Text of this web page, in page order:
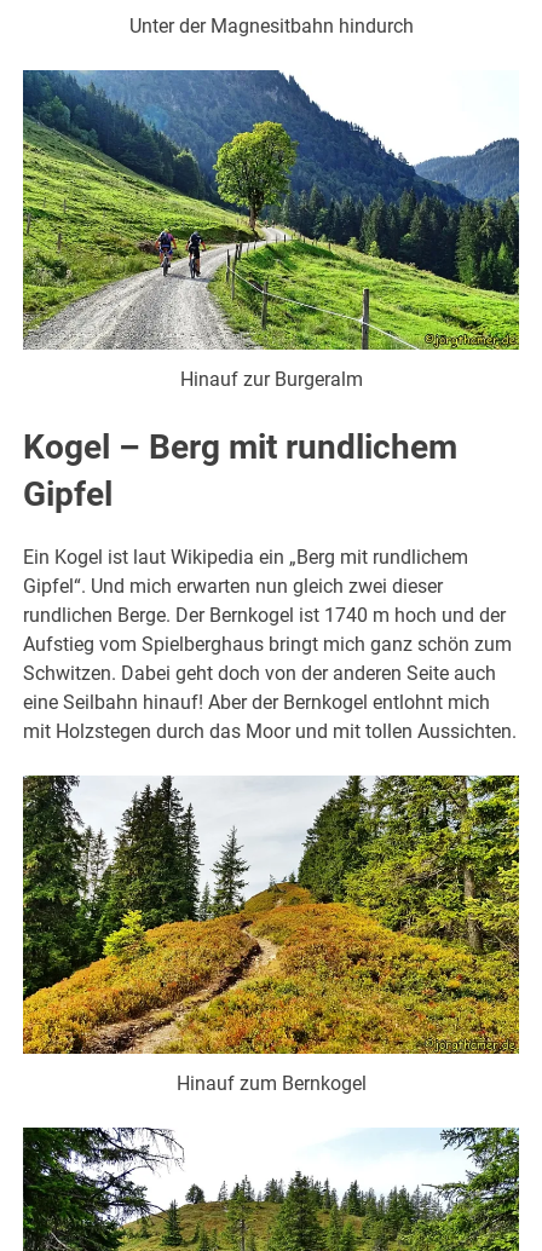
Unter der Magnesitbahn hindurch
Hinauf zur Burgeralm
Kogel – Berg mit rundlichem
Gipfel
Ein Kogel ist laut Wikipedia ein „Berg mit rundlichem
Gipfel“. Und mich erwarten nun gleich zwei dieser
rundlichen Berge. Der Bernkogel ist 1740 m hoch und der
Aufstieg vom Spielberghaus bringt mich ganz schön zum
Schwitzen. Dabei geht doch von der anderen Seite auch
eine Seilbahn hinauf! Aber der Bernkogel entlohnt mich
mit Holzstegen durch das Moor und mit tollen Aussichten.
Hinauf zum Bernkogel